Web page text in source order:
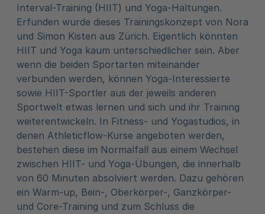
Interval-Training (HIIT) und Yoga-Haltungen.
Erfunden wurde dieses Trainingskonzept von Nora
und Simon Kisten aus Zürich. Eigentlich könnten
HIIT und Yoga kaum unterschiedlicher sein. Aber
wenn die beiden Sportarten miteinander
verbunden werden, können Yoga-Interessierte
sowie HIIT-Sportler aus der jeweils anderen
Sportwelt etwas lernen und sich und ihr Training
weiterentwickeln. In Fitness- und Yogastudios, in
denen Athleticflow-Kurse angeboten werden,
bestehen diese im Normalfall aus einem Wechsel
zwischen HIIT- und Yoga-Übungen, die innerhalb
von 60 Minuten absolviert werden. Dazu gehören
ein Warm-up, Bein-, Oberkörper-, Ganzkörper-
und Core-Training und zum Schluss die